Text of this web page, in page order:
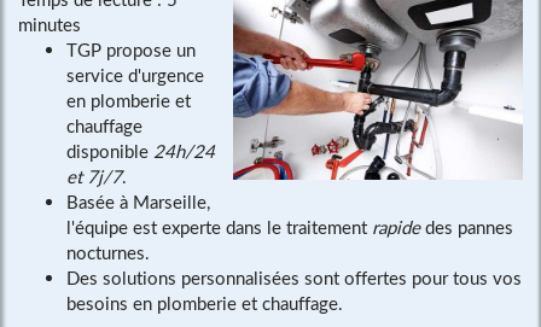
minutes
TGP propose un
service d'urgence
en plomberie et
chauffage
disponible 24h/24
et 7j/7.
Basée à Marseille,
l'équipe est experte dans le traitement rapidedes pannes
nocturnes.
Des solutions personnalisées sont offertes pour tous vos
besoins en plomberie et chauffage.